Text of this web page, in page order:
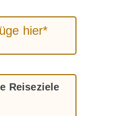
hier*
Reiseziele